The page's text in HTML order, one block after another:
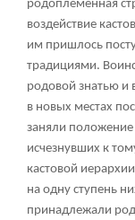
родоплеменная
воздействие
им пришлось
традициями.
родовой знатью
в новых местах
заняли положение
исчезнувших к
кастовой
на одну ступень
принадлежали